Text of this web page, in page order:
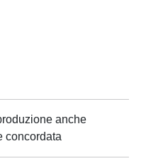
anche
concordata